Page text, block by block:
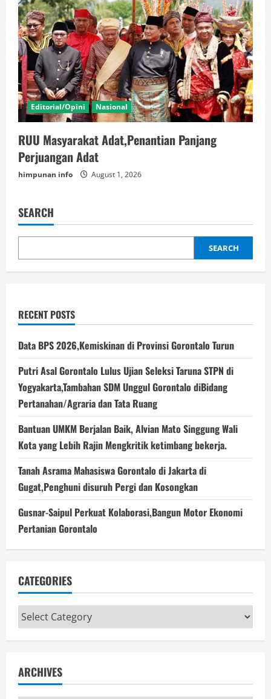
Editorial/Opini Nasional
RUU Masyarakat Adat,Penantian Panjang
Perjuangan Adat
himpunan info August 1, 2026
SEARCH
SEARCH
RECENT POSTS
Data BPS 2026,Kemiskinan di Provinsi Gorontalo Turun
Putri Asal Gorontalo Lulus Ujian Seleksi Taruna STPN di
Yogyakarta,Tambahan SDM Unggul Gorontalo diBidang
Pertanahan/Agraria dan Tata Ruang
Bantuan UMKM Berjalan Baik, Alvian Mato Singgung Wali
Kota yang Lebih Rajin Mengkritik ketimbang bekerja.
Tanah Asrama Mahasiswa Gorontalo di Jakarta di
Gugat,Penghuni disuruh Pergi dan Kosongkan
Gusnar-Saipul Perkuat Kolaborasi,Bangun Motor Ekonomi
Pertanian Gorontalo
CATEGORIES
Categories
ARCHIVES